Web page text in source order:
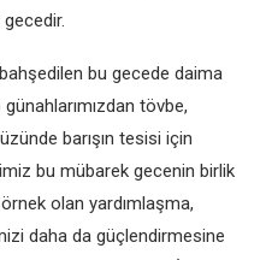
gecedir.
bu gecede daima
tövbe,
barışın tesisi için
bu mübarek gecenin birlik
olan yardımlaşma,
daha da güçlendirmesine